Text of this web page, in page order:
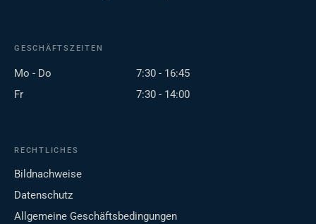
GESCHÄFTSZEITEN
Mo - Do
7:30 - 16:45
Fr
7:30 - 14:00
RECHTLICHES
Bildnachweise
Datenschutz
Allgemeine Geschäftsbedingungen